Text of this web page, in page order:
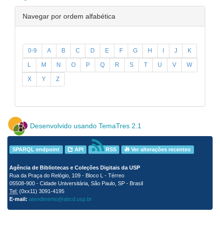
Navegar por ordem alfabética
0-9 A B C D E F G H I J K
L M N O P Q R S T U V W
X Y Z
Desenvolvido usando TemaTres 2.1
SPARQL endpoint API RSS Ver alterações recentes
Agência de Bibliotecas e Coleções Digitais da USP
Rua da Praça do Relógio, 109 - Bloco L - Térreo
05508-900 - Cidade Universitária, São Paulo, SP - Brasil
Tel: (0xx11) 3091-4195
E-mail: atendimento@abcd.usp.br